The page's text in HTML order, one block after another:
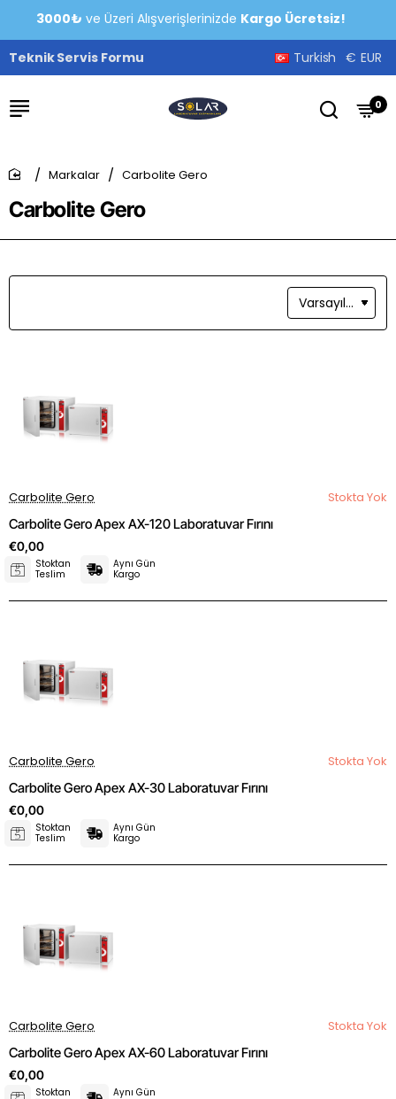
3000₺ ve Üzeri Alışverişlerinizde Kargo Ücretsiz!
Teknik Servis Formu Turkish € EUR
0
Carbolite Gero
home
Markalar Carbolite Gero
Carbolite Gero
Stokta Yok
Carbolite Gero Apex AX-120 Laboratuvar Fırını
€0,00
Stoktan
Teslim
Aynı Gün
Kargo
Carbolite Gero
Stokta Yok
Carbolite Gero Apex AX-30 Laboratuvar Fırını
€0,00
Stoktan
Teslim
Aynı Gün
Kargo
Carbolite Gero
Stokta Yok
Carbolite Gero Apex AX-60 Laboratuvar Fırını
€0,00
Stoktan
Aynı Gün